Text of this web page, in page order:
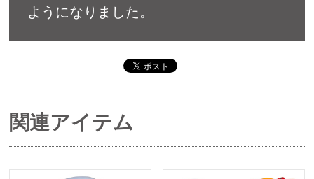
ようになりました。
関連アイテム